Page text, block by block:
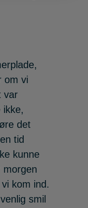
om vi
var
ikke,
det
tid
kunne
morgen
kom ind.
smil